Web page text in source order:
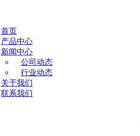
首页
产品中心
新闻中心
公司动态
行业动态
关于我们
联系我们